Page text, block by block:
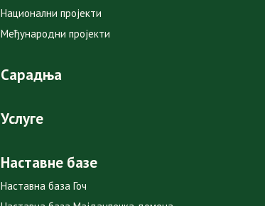
Национални пројекти
Међународни пројекти
Сарадња
Услуге
Наставне базе
Наставна база Гоч